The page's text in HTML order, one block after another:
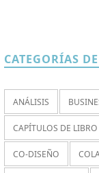
CATEGORÍAS
ANÁLISIS
CAPÍTULOS DE LIBRO
CO-DISEÑO